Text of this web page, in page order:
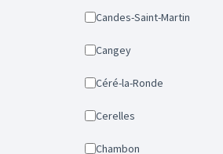
Candes-Saint-Martin
Cangey
Céré-la-Ronde
Cerelles
Chambon